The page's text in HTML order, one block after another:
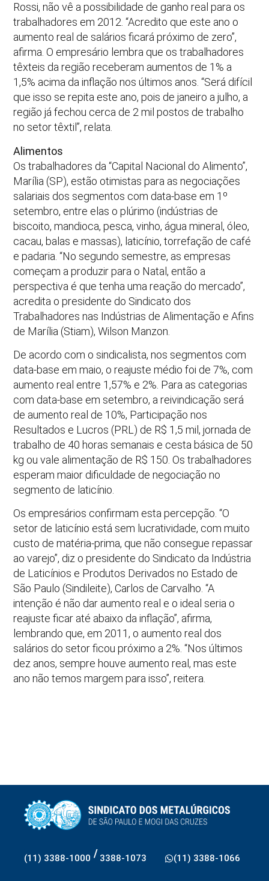
Rossi, não vê a possibilidade de ganho real para os
trabalhadores em 2012. “Acredito que este ano o
aumento real de salários ficará próximo de zero”,
afirma. O empresário lembra que os trabalhadores
têxteis da região receberam aumentos de 1% a
1,5% acima da inflação nos últimos anos. “Será difícil
que isso se repita este ano, pois de janeiro a julho, a
região já fechou cerca de 2 mil postos de trabalho
no setor têxtil”, relata.
Alimentos
Os trabalhadores da “Capital Nacional do Alimento”,
Marília (SP), estão otimistas para as negociações
salariais dos segmentos com data-base em 1º
setembro, entre elas o plúrimo (indústrias de
biscoito, mandioca, pesca, vinho, água mineral, óleo,
cacau, balas e massas), laticínio, torrefação de café
e padaria. “No segundo semestre, as empresas
começam a produzir para o Natal, então a
perspectiva é que tenha uma reação do mercado”,
acredita o presidente do Sindicato dos
Trabalhadores nas Indústrias de Alimentação e Afins
de Marília (Stiam), Wilson Manzon.
De acordo com o sindicalista, nos segmentos com
data-base em maio, o reajuste médio foi de 7%, com
aumento real entre 1,57% e 2%. Para as categorias
com data-base em setembro, a reivindicação será
de aumento real de 10%, Participação nos
Resultados e Lucros (PRL) de R$ 1,5 mil, jornada de
trabalho de 40 horas semanais e cesta básica de 50
kg ou vale alimentação de R$ 150. Os trabalhadores
esperam maior dificuldade de negociação no
segmento de laticínio.
Os empresários confirmam esta percepção. “O
setor de laticínio está sem lucratividade, com muito
custo de matéria-prima, que não consegue repassar
ao varejo”, diz o presidente do Sindicato da Indústria
de Laticínios e Produtos Derivados no Estado de
São Paulo (Sindileite), Carlos de Carvalho. “A
intenção é não dar aumento real e o ideal seria o
reajuste ficar até abaixo da inflação”, afirma,
lembrando que, em 2011, o aumento real dos
salários do setor ficou próximo a 2%. “Nos últimos
dez anos, sempre houve aumento real, mas este
ano não temos margem para isso”, reitera.
(11) 3388-1000 / 3388-1073 (11) 3388-1066